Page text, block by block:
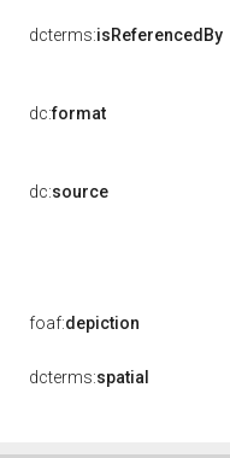
dcterms:isReferencedBy
dc:format
dc:source
foaf:depiction
dcterms:spatial